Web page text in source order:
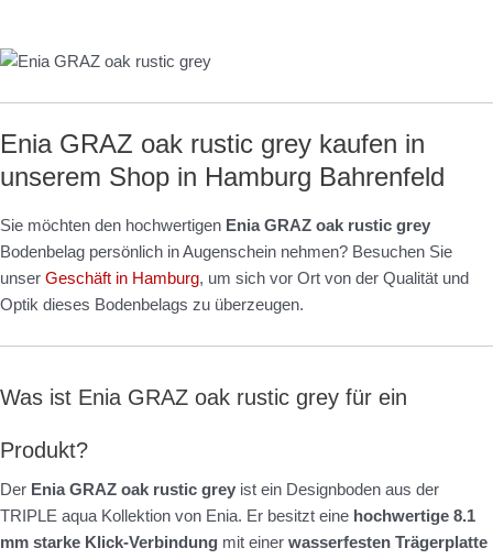
Enia GRAZ oak rustic grey kaufen in
unserem Shop in Hamburg Bahrenfeld
Sie möchten den hochwertigen Enia GRAZ oak rustic grey
Bodenbelag persönlich in Augenschein nehmen? Besuchen Sie
unser Geschäft in Hamburg, um sich vor Ort von der Qualität und
Optik dieses Bodenbelags zu überzeugen.
Was ist Enia GRAZ oak rustic grey für ein
Produkt?
Der Enia GRAZ oak rustic grey ist ein Designboden aus der
TRIPLE aqua Kollektion von Enia. Er besitzt eine hochwertige 8.1
mm starke Klick-Verbindung mit einer wasserfesten Trägerplatte